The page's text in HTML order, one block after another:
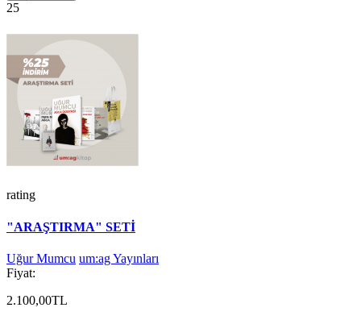
25
rating
"ARAŞTIRMA" SETİ
Uğur Mumcu um:ag Yayınları
Fiyat:
2.100,00TL